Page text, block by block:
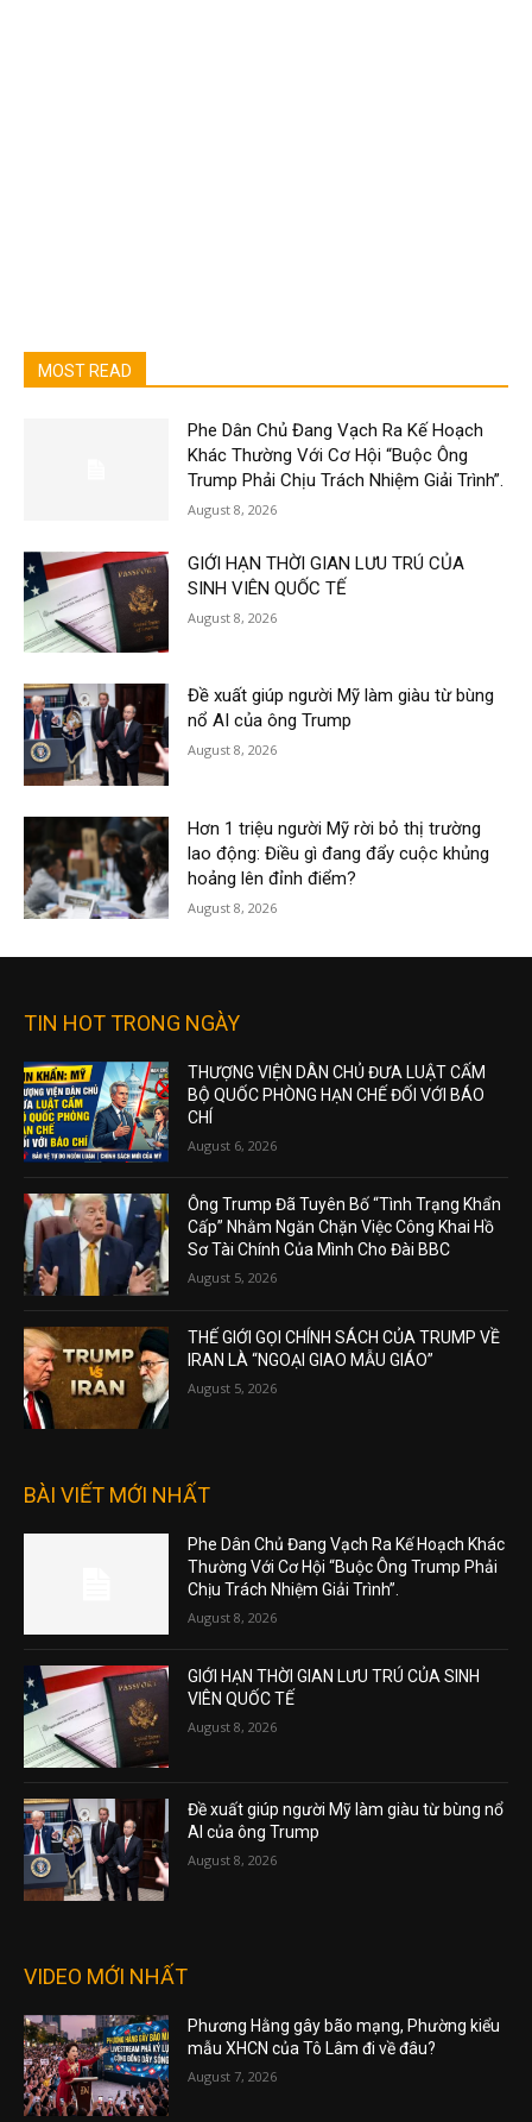
MOST READ
Phe Dân Chủ Đang Vạch Ra Kế Hoạch
Khác Thường Với Cơ Hội “Buộc Ông
Trump Phải Chịu Trách Nhiệm Giải Trình”.
August 8, 2026
GIỚI HẠN THỜI GIAN LƯU TRÚ CỦA
SINH VIÊN QUỐC TẾ
August 8, 2026
Đề xuất giúp người Mỹ làm giàu từ bùng
nổ AI của ông Trump
August 8, 2026
Hơn 1 triệu người Mỹ rời bỏ thị trường
lao động: Điều gì đang đẩy cuộc khủng
hoảng lên đỉnh điểm?
August 8, 2026
TIN HOT TRONG NGÀY
THƯỢNG VIỆN DÂN CHỦ ĐƯA LUẬT CẤM
BỘ QUỐC PHÒNG HẠN CHẾ ĐỐI VỚI BÁO
CHÍ
August 6, 2026
Ông Trump Đã Tuyên Bố “Tình Trạng Khẩn
Cấp” Nhằm Ngăn Chặn Việc Công Khai Hồ
Sơ Tài Chính Của Mình Cho Đài BBC
August 5, 2026
THẾ GIỚI GỌI CHÍNH SÁCH CỦA TRUMP VỀ
IRAN LÀ “NGOẠI GIAO MẪU GIÁO”
August 5, 2026
BÀI VIẾT MỚI NHẤT
Phe Dân Chủ Đang Vạch Ra Kế Hoạch Khác
Thường Với Cơ Hội “Buộc Ông Trump Phải
Chịu Trách Nhiệm Giải Trình”.
August 8, 2026
GIỚI HẠN THỜI GIAN LƯU TRÚ CỦA SINH
VIÊN QUỐC TẾ
August 8, 2026
Đề xuất giúp người Mỹ làm giàu từ bùng nổ
AI của ông Trump
August 8, 2026
VIDEO MỚI NHẤT
Phương Hằng gây bão mạng, Phường kiểu
mẫu XHCN của Tô Lâm đi về đâu?
August 7, 2026